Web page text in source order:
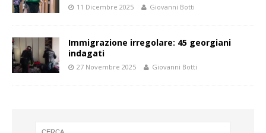
11 Dicembre 2025 Giovanni Botti
Immigrazione irregolare: 45 georgiani
indagati
27 Novembre 2025 Giovanni Botti